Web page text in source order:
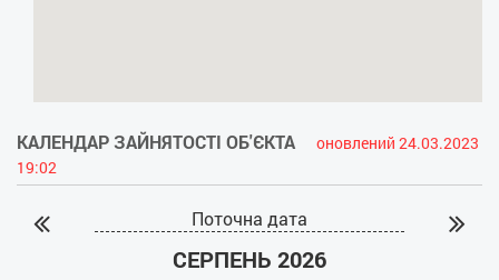
КАЛЕНДАР ЗАЙНЯТОСТІ ОБ'ЄКТА
оновлений 24.03.2023
19:02
Поточна дата
СЕРПЕНЬ 2026